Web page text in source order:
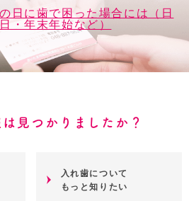
日に歯で困った場合には（日
・年末年始など）
見つかりましたか？
入れ歯について
もっと知りたい